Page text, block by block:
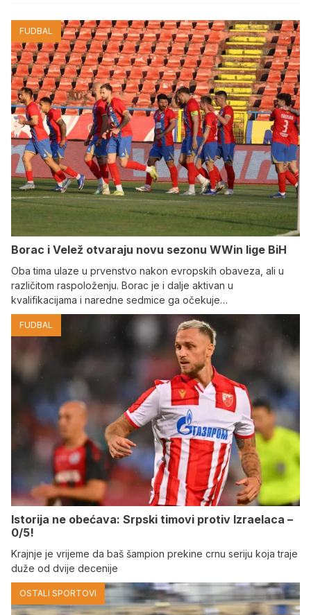
FUDBAL
Borac i Velež otvaraju novu sezonu WWin lige BiH
Oba tima ulaze u prvenstvo nakon evropskih obaveza, ali u
različitom raspoloženju. Borac je i dalje aktivan u
kvalifikacijama i naredne sedmice ga očekuje…
FUDBAL
Istorija ne obećava: Srpski timovi protiv Izraelaca –
0/5!
Krajnje je vrijeme da baš šampion prekine crnu seriju koja traje
duže od dvije decenije
OSTALI SPORTOVI